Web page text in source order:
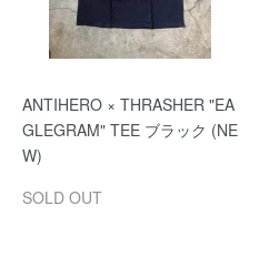
ANTIHERO × THRASHER "EA
GLEGRAM" TEE ブラック (NE
W)
SOLD OUT